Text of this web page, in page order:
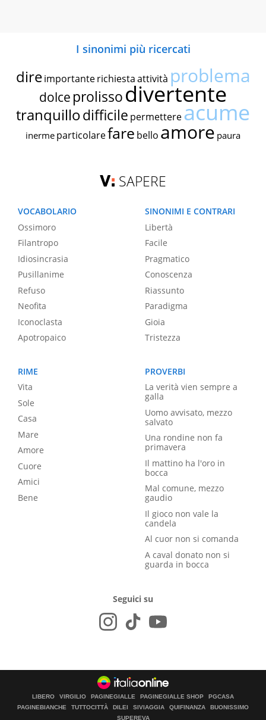
I sinonimi più ricercati
dire importante richiestaattività problema
dolce prolissodivertente
tranquillodifficile permettereacume
inerme particolarefare bello amore paura
SAPERE
VOCABOLARIO
Ossimoro
Filantropo
Idiosincrasia
Pusillanime
Refuso
Neofita
Iconoclasta
Apotropaico
SINONIMI E CONTRARI
Libertà
Facile
Pragmatico
Conoscenza
Riassunto
Paradigma
Gioia
Tristezza
RIME
Vita
Sole
Casa
Mare
Amore
Cuore
Amici
Bene
PROVERBI
La verità vien sempre a
galla
Uomo avvisato, mezzo
salvato
Una rondine non fa
primavera
Il mattino ha l'oro in
bocca
Mal comune, mezzo
gaudio
Il gioco non vale la
candela
Al cuor non si comanda
A caval donato non si
guarda in bocca
Seguici su
LIBERO VIRGILIO PAGINEGIALLE PAGINEGIALLE SHOP
PGCASA
PAGINEBIANCHE
TUTTOCITTÀ DILEI SIVIAGGIA QUIFINANZA
BUONISSIMO
SUPEREVA